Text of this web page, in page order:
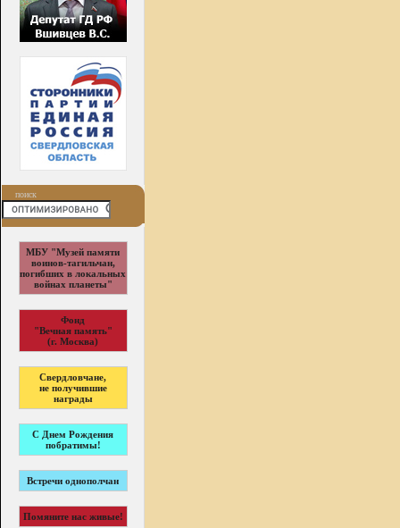
поиск
МБУ "Музей памяти
воинов-тагильчан,
погибших в локальных
войнах планеты"
Фонд
"Вечная память"
(г. Москва)
Свердловчане,
не получившие
награды
С Днем Рождения
побратимы!
Встречи однополчан
Помяните нас живые!